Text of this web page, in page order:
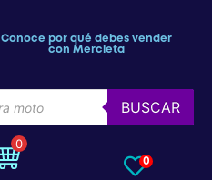
Conoce por qué debes vender
con Mercleta
BUSCAR
0
0